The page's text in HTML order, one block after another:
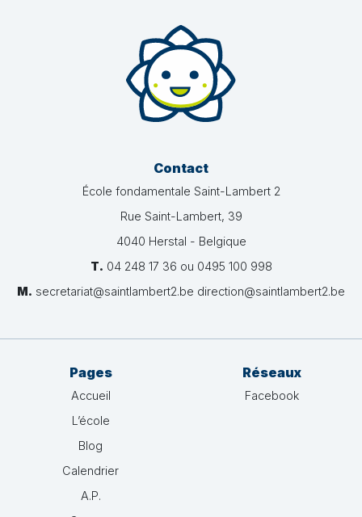
Contact
École fondamentale Saint-Lambert 2
Rue Saint-Lambert, 39
4040 Herstal - Belgique
T. 04 248 17 36 ou 0495 100 998
M. secretariat@saintlambert2.be direction@saintlambert2.be
Pages
Accueil
L’école
Blog
Calendrier
A.P.
Réseaux
Facebook